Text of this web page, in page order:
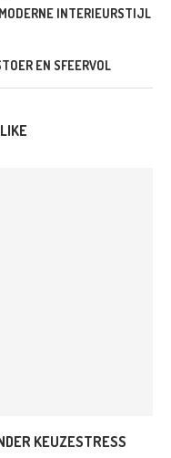
INTERIEURSTIJL
EN SFEERVOL
KEUZESTRESS